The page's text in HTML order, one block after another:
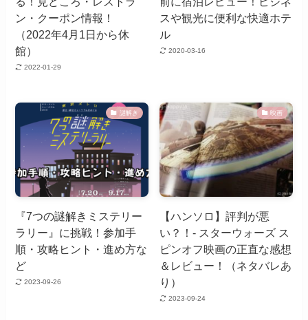
ン・クーポン情報！
（2022年4月1日から休
館）
2022-01-29
スや観光に便利な快適ホテ
ル
2020-03-16
謎解き
『7つの謎解きミステリー
ラリー』に挑戦！参加手
順・攻略ヒント・進め方な
ど
2023-09-26
映画
【ハンソロ】評判が悪
い？！- スターウォーズ ス
ピンオフ映画の正直な感想
＆レビュー！（ネタバレあ
り）
2023-09-24